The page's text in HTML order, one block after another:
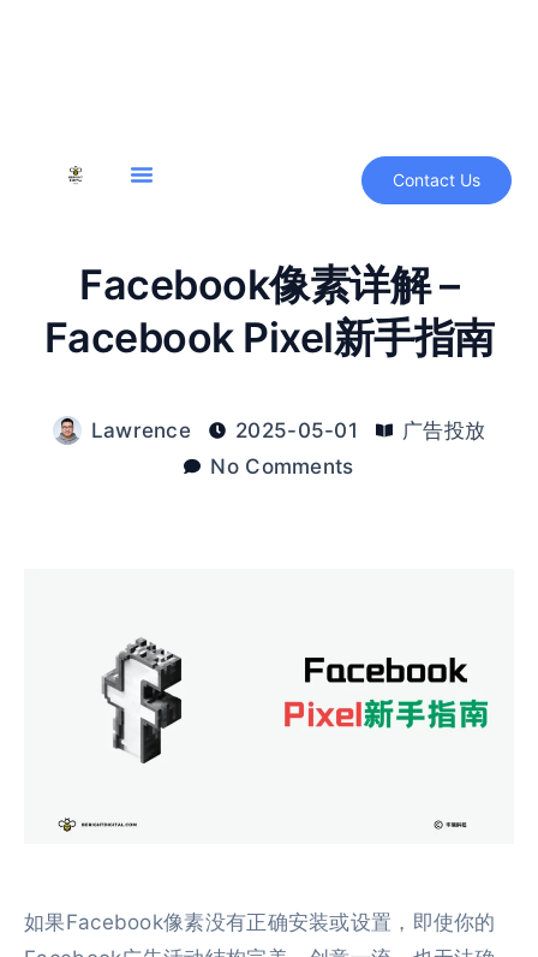
Contact Us
Facebook像素详解 –
Facebook Pixel新手指南
Lawrence 2025-05-01
广告投放
No Comments
如果Facebook像素没有正确安装或设置，即使你的